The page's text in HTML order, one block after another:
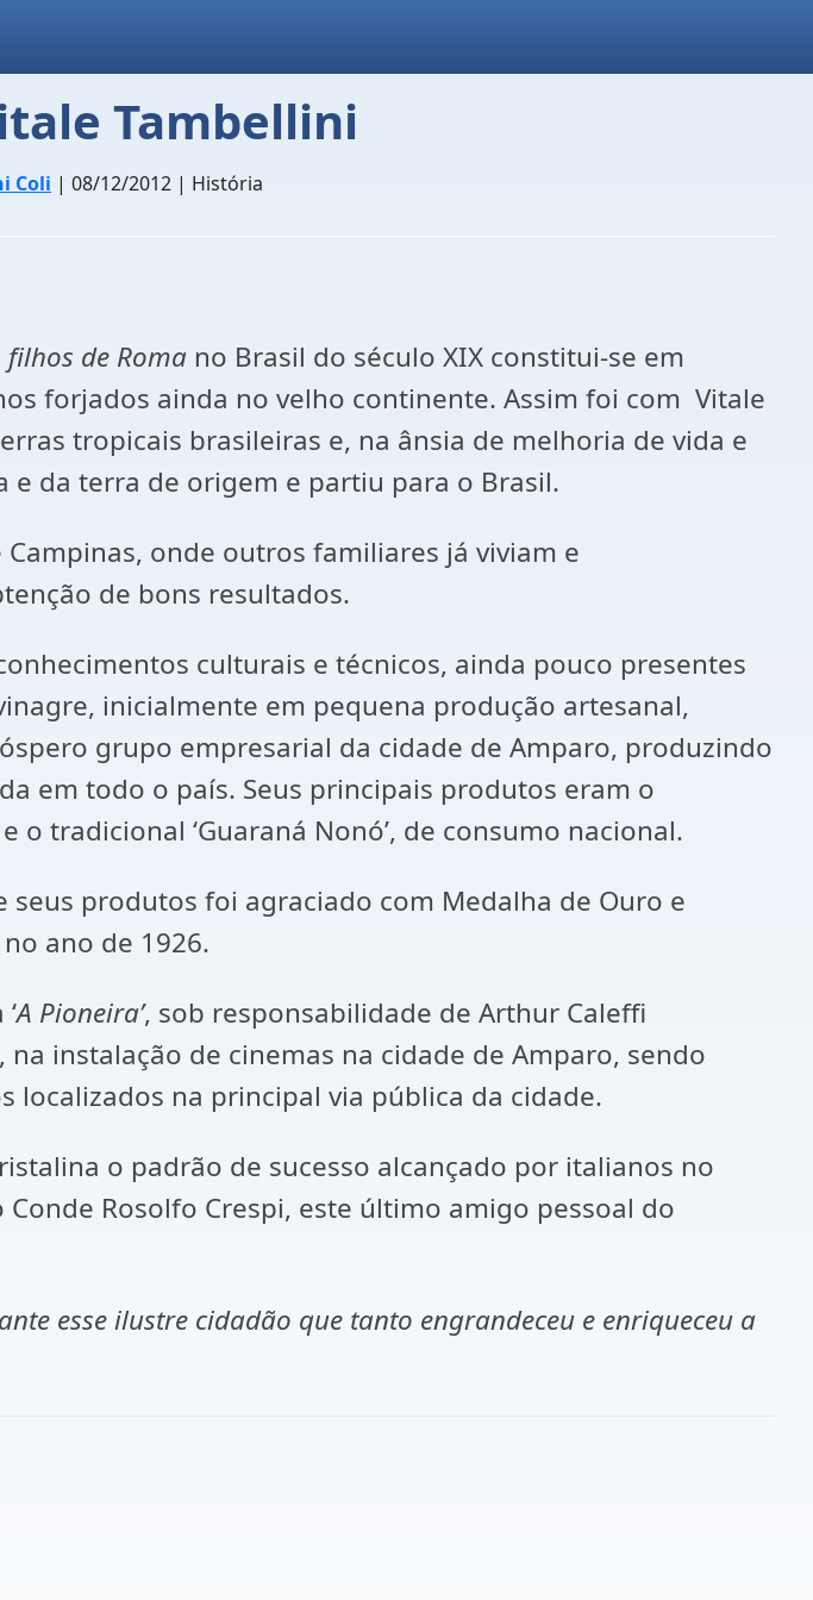
Tambellini
Coli | 08/12/2012 | História
filhos de Roma no Brasil do século XIX constitui-se em
forjados ainda no velho continente. Assim foi com Vitale
tropicais brasileiras e, na ânsia de melhoria de vida e
da terra de origem e partiu para o Brasil.
onde outros familiares já viviam e
de bons resultados.
culturais e técnicos, ainda pouco presentes
inicialmente em pequena produção artesanal,
grupo empresarial da cidade de Amparo, produzindo
em todo o país. Seus principais produtos eram o
e o tradicional ‘Guaraná Nonó’, de consumo nacional.
produtos foi agraciado com Medalha de Ouro e
no ano de 1926.
A Pioneira’, sob responsabilidade de Arthur Caleffi
instalação de cinemas na cidade de Amparo, sendo
localizados na principal via pública da cidade.
o padrão de sucesso alcançado por italianos no
Rosolfo Crespi, este último amigo pessoal do
esse ilustre cidadão que tanto engrandeceu e enriqueceu a